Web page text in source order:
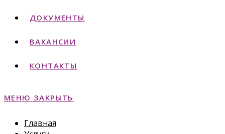
ДОКУМЕНТЫ
ВАКАНСИИ
КОНТАКТЫ
МЕНЮ ЗАКРЫТЬ
Главная